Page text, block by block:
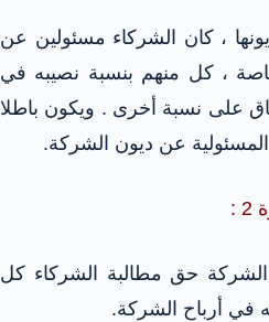
، كان الشركاء مسئولين عن
، كل منهم بنسبة نصيبه في
على نسبة أخرى . ويكون باطلا
عن ديون الشركة.
حق مطالبة الشركاء كل
في أرباح الشركة.